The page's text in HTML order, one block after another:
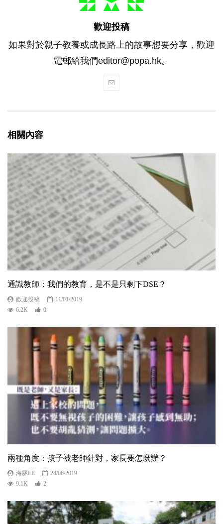
歡迎投稿
如果對於親子教養或成長路上的故事想要分享，歡迎
電郵給我們editor@popa.hk。
相關內容
通識教師：我們的教育，是不是只剩下DSE？
歡迎投稿
11/01/2019
6.2K
0
兩種角度：孩子被老師針對，家長要怎麼辦？
海豚EE
24/06/2019
9.1K
2